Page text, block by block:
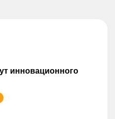
инновационного